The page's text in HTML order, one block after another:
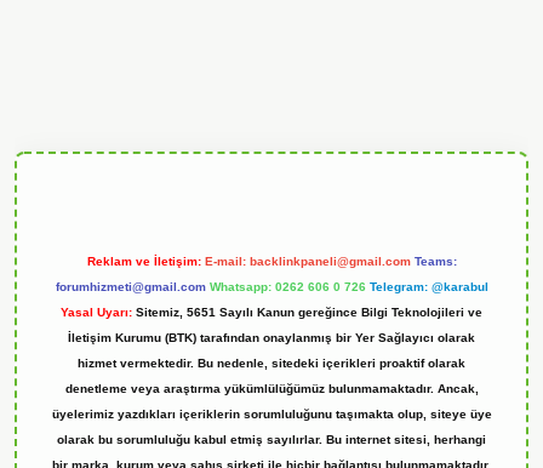
Reklam ve İletişim: E-mail: backlinkpaneli@gmail.com Teams:
forumhizmeti@gmail.com Whatsapp: 0262 606 0 726 Telegram: @karabul
Yasal Uyarı: Sitemiz, 5651 Sayılı Kanun gereğince Bilgi Teknolojileri ve
İletişim Kurumu (BTK) tarafından onaylanmış bir Yer Sağlayıcı olarak
hizmet vermektedir. Bu nedenle, sitedeki içerikleri proaktif olarak
denetleme veya araştırma yükümlülüğümüz bulunmamaktadır. Ancak,
üyelerimiz yazdıkları içeriklerin sorumluluğunu taşımakta olup, siteye üye
olarak bu sorumluluğu kabul etmiş sayılırlar. Bu internet sitesi, herhangi
bir marka, kurum veya şahıs şirketi ile hiçbir bağlantısı bulunmamaktadır.